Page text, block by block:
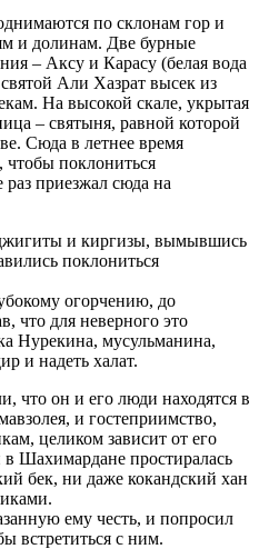
по склонам гор и
и долинам. Две бурные
– Аксу и Карасу (белая вода
Али Хазрат высек из
На высокой скале, укрытая
– святыня, равной которой
Сюда в летнее время
чтобы поклониться
приезжал сюда на
и киргизы, вымывшись
поклониться
огорчению, до
что для неверного это
Нурекина, мусульманина,
и надеть халат.
что он и его люди находятся в
и гостеприимство,
целиком зависит от его
в Шахимардане простиралась
бек, ни даже кокандский хан
ему честь, и попросил
встретиться с ним.